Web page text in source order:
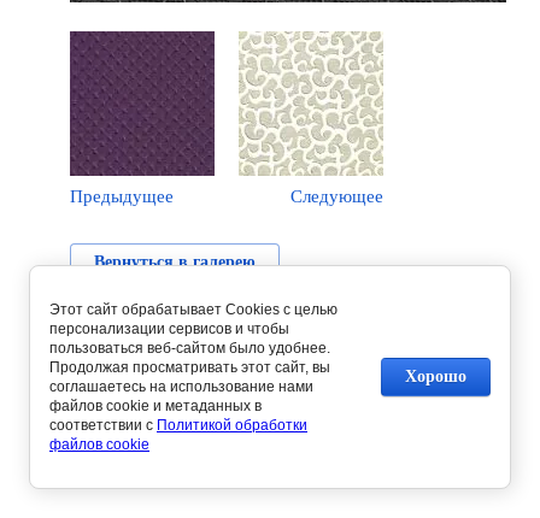
Предыдущее Следующее
Вернуться в галерею
Этот сайт обрабатывает Cookies с целью
персонализации сервисов и чтобы
пользоваться веб-сайтом было удобнее.
Продолжая просматривать этот сайт, вы
соглашаетесь на использование нами
файлов cookie и метаданных в
соответствии с Политикой обработки
файлов cookie
Хорошо